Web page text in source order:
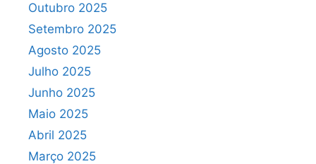
Outubro 2025
Setembro 2025
Agosto 2025
Julho 2025
Junho 2025
Maio 2025
Abril 2025
Março 2025